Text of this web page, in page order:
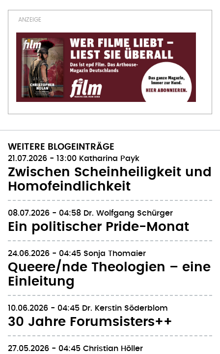
21.07.2026 - 13:00 Katharina Payk
Zwischen Scheinheiligkeit und
Homofeindlichkeit
Ein politischer Pride-Monat
Queere/nde Theologien – eine
Einleitung
30 Jahre Forumsisters++